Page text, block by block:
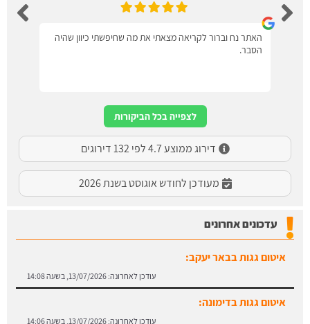
האתר נח וברור לקריאה מצאתי את מה שחיפשתי כיוון שהיה
הסבר.
לצפייה בכל הביקורות
דירוג ממוצע 4.7 לפי 132 דירוגים
מעודכן לחודש אוגוסט בשנת 2026
עדכונים אחרונים
איטום גגות בבאר יעקב:
עודכן לאחרונה: 13/07/2026, בשעה 14:08
איטום גגות בדימונה:
עודכן לאחרונה: 13/07/2026, בשעה 14:06